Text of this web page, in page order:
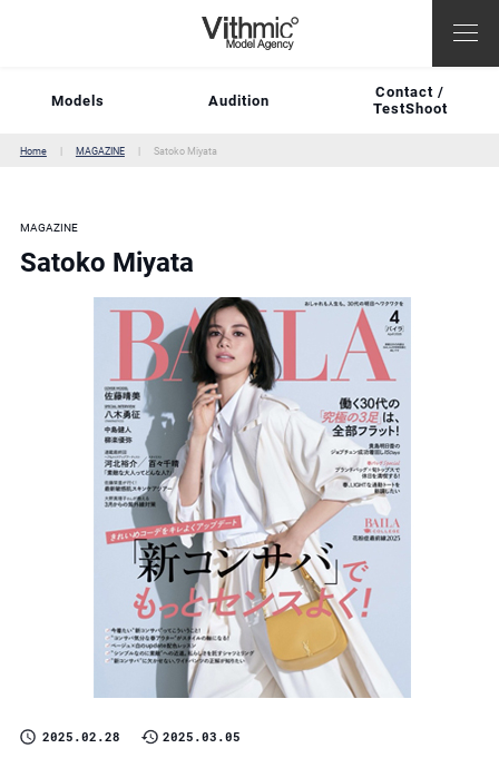
Models Audition
Contact /
TestShoot
Home MAGAZINE Satoko Miyata
MAGAZINE
Satoko Miyata
2025.02.28 2025.03.05